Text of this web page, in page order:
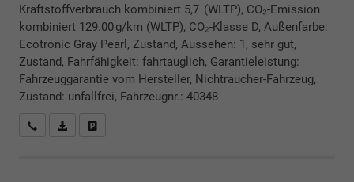
Kraftstoffverbrauch kombiniert 5,7 (WLTP), CO₂-Emission
kombiniert 129.00 g/km (WLTP), CO₂-Klasse D, Außenfarbe:
Ecotronic Gray Pearl, Zustand, Aussehen: 1, sehr gut,
Zustand, Fahrfähigkeit: fahrtauglich, Garantieleistung:
Fahrzeuggarantie vom Hersteller, Nichtraucher-Fahrzeug,
Zustand: unfallfrei, Fahrzeugnr.: 40348
Rückrufbitte absenden
PDF-Datei, Fahrzeugexposé drucken